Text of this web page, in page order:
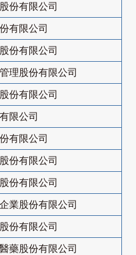
份有限公司
有限公司
份有限公司
理股份有限公司
份有限公司
限公司
有限公司
份有限公司
份有限公司
業股份有限公司
份有限公司
藥股份有限公司